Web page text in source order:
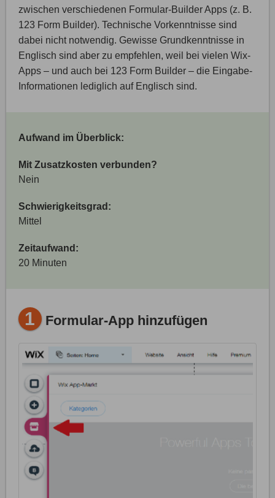
zwischen verschiedenen Formular-Builder Apps (z. B.
123 Form Builder). Technische Vorkenntnisse sind
dabei nicht notwendig. Gewisse Grundkenntnisse in
Englisch sind aber zu empfehlen, weil bei vielen Wix-
Apps – und auch bei 123 Form Builder – die Eingabe-
Informationen lediglich auf Englisch sind.
Aufwand im Überblick:
Mit Zusatzkosten verbunden?
Nein
Schwierigkeitsgrad:
Mittel
Zeitaufwand:
20 Minuten
1 Formular-App hinzufügen